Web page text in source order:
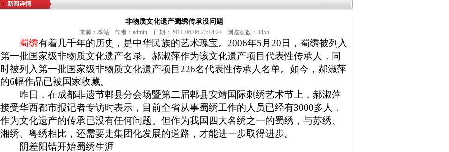
新闻详情
非物质文化遗产蜀绣传承没问题
来源：本站 作者：admin 日期：2011-06-06 23:14:24 浏览次数：3455
蜀绣有着几千年的历史，是中华民族的艺术瑰宝。2006年5月20日，蜀绣被列入
第一批国家级非物质文化遗产名录。郝淑萍作为该文化遗产项目代表性传承人，同
时被列入第一批国家级非物质文化遗产项目226名代表性传承人名单。如今，郝淑萍
的6幅作品已被国家收藏。
昨日，在成都非遗节郫县分会场暨第二届郫县安靖国际刺绣艺术节上，郝淑萍
接受华西都市报记者专访时表示，目前全省从事蜀绣工作的人员已经有3000多人，
作为文化遗产的传承已没有任何问题。但作为我国四大名绣之一的蜀绣，与苏绣、
湘绣、粤绣相比，还需要走集团化发展的道路，才能进一步取得进步。
阴差阳错开始蜀绣生涯